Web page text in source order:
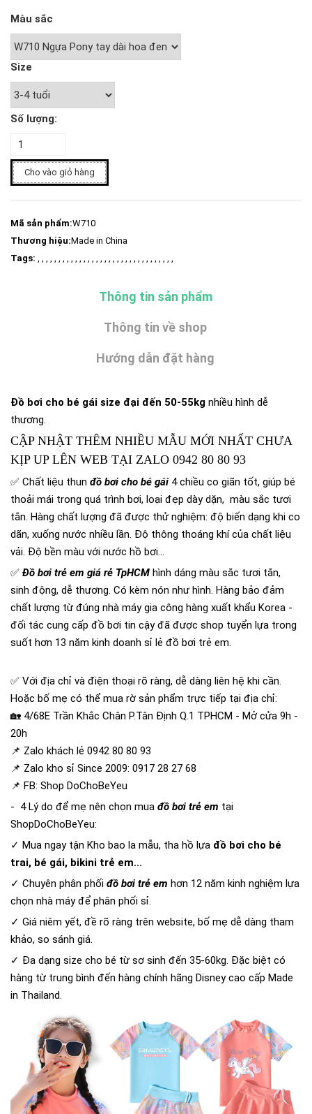
Màu sắc
Size
Số lượng:
Cho vào giỏ hàng
Mã sản phẩm:W710
Thương hiệu:Made in China
Tags:
Thông tin sản phẩm
Thông tin về shop
Hướng dẫn đặt hàng
Đồ bơi cho bé gái size đại đến 50-55kg nhiều hình dễ
thương.
CẬP NHẬT THÊM NHIỀU MẪU MỚI NHẤT CHƯA
KỊP UP LÊN WEB TẠI ZALO 0942 80 80 93
✅ Chất liệu thun đồ bơi cho bé gái 4 chiều co giãn tốt, giúp bé
thoải mái trong quá trình bơi, loại đẹp dày dặn, màu sắc tươi
tắn. Hàng chất lượng đã được thử nghiệm: độ biến dạng khi co
dãn, xuống nước nhiều lần. Độ thông thoáng khí của chất liệu
vải. Độ bền màu với nước hồ bơi...
✅ Đồ bơi trẻ em giá rẻ TpHCM hình dáng màu sắc tươi tắn,
sinh động, dễ thương. Có kèm nón như hình. Hàng bảo đảm
chất lượng từ đúng nhà máy gia công hàng xuất khẩu Korea -
đối tác cung cấp đồ bơi tin cậy đã được shop tuyển lựa trong
suốt hơn 13 năm kinh doanh sỉ lẻ đồ bơi trẻ em.
✅ Với địa chỉ và điện thoại rõ ràng, dễ dàng liên hệ khi cần.
Hoặc bố mẹ có thể mua rờ sản phẩm trực tiếp tại địa chỉ:
🏡 4/68E Trần Khắc Chân P.Tân Định Q.1 TPHCM - Mở cửa 9h -
20h
📌 Zalo khách lẻ 0942 80 80 93
📌 Zalo kho sỉ Since 2009: 0917 28 27 68
📌 FB: Shop DoChoBeYeu
- 4 Lý do để mẹ nên chọn mua đồ bơi trẻ em tại
ShopDoChoBeYeu:
✓ Mua ngay tận Kho bao la mẫu, tha hồ lựa đồ bơi cho bé
trai, bé gái, bikini trẻ em...
✓ Chuyên phân phối đồ bơi trẻ em hơn 12 năm kinh nghiệm lựa
chọn nhà máy để phân phối sỉ.
✓ Giá niêm yết, đề rõ ràng trên website, bố mẹ dễ dàng tham
khảo, so sánh giá.
✓ Đa dạng size cho bé từ sơ sinh đến 35-60kg. Đặc biệt có
hàng từ trung bình đến hàng chính hãng Disney cao cấp Made
in Thailand.